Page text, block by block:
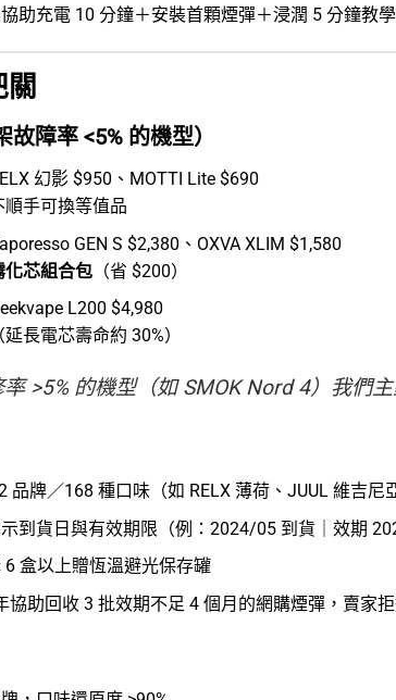
協助充電 10 分鐘＋安裝首顆煙彈＋浸潤 5 分鐘教學
障率 <5% 的機型）
幻影 $950、MOTTI Lite $690
順手可換等值品
GEN S $2,380、OXVA XLIM $1,580
芯組合包（省 $200）
L200 $4,980
延長電芯壽命約 30%）
>5% 的機型（如 SMOK Nord 4）我們
品牌／168 種口味（如 RELX 薄荷、JUUL 維吉尼
示到貨日與有效期限（例：2024/05 到貨｜效期
6 盒以上贈恆溫避光保存罐
協助回收 3 批效期不足 4 個月的網購煙彈，賣家